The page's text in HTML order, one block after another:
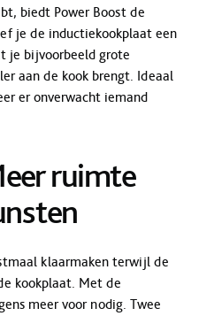
biedt Power Boost de
je de inductiekookplaat een
je bijvoorbeeld grote
aan de kook brengt. Ideaal
er onverwacht iemand
ruimte
klaarmaken terwijl de
kookplaat. Met de
meer voor nodig. Twee